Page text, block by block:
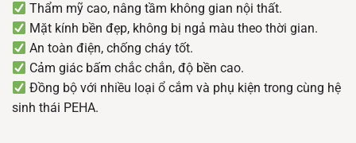
Thẩm mỹ cao, nâng tầm không gian nội thất.
Mặt kính bền đẹp, không bị ngả màu theo thời gian.
An toàn điện, chống cháy tốt.
Cảm giác bấm chắc chắn, độ bền cao.
Đồng bộ với nhiều loại ổ cắm và phụ kiện trong cùng hệ
sinh thái PEHA.